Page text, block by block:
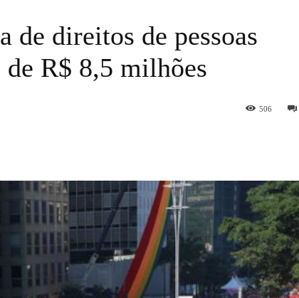
de direitos de pessoas
R$ 8,5 milhões
506